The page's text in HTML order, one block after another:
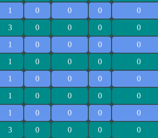
1 0 0 0
0
3 0 0 0
0
1 0 0 0
0
1 0 0 0
0
1 0 0 0
0
1 0 0 0
0
1 0 0 0
0
3 0 0 0
0